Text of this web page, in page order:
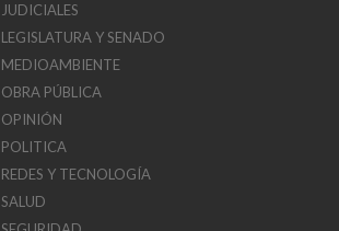
JUDICIALES
LEGISLATURA Y SENADO
MEDIOAMBIENTE
OBRA PÚBLICA
OPINIÓN
POLITICA
REDES Y TECNOLOGÍA
SALUD